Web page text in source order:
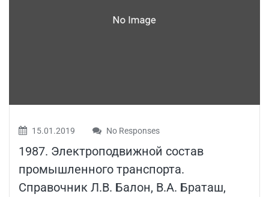
15.01.2019 No Responses
1987. Электроподвижной состав
промышленного транспорта.
Справочник Л.В. Балон, В.А. Браташ,